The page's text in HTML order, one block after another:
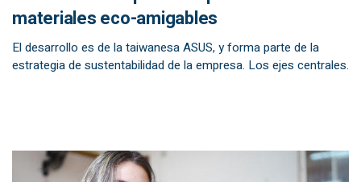
materiales eco-amigables
El desarrollo es de la taiwanesa ASUS, y forma parte de la
estrategia de sustentabilidad de la empresa. Los ejes centrales.